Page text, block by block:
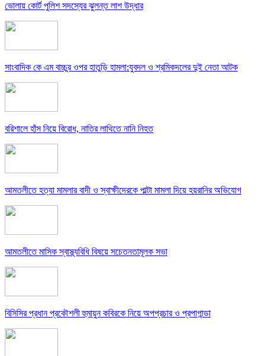
ভোলায় কোর্ট পুলিশ সদস্যের ঝুলন্ত লাশ উদ্ধার
সাংবাদিক কে এম বাচ্চুর ওপর হাতুড়ি হামলা:যুবদল ও শ্রমিকদলের দুই নেতা আটক
বরিশালে হাঁস নিয়ে বিরোধ, নাতির লাথিতে নানি নিহত
আমতলীতে হত্যা মামলার বাদী ও স্বাক্ষীদেরকে পাল্টা মামলা দিয়ে হয়রানির অভিযোগ
আমতলীতে মাসিক স্বাস্থ্যবিধি বিষয়ে সচেতনতামূলক সভা
বিসিসির প্রধান প্রকৌশলী হুমায়ুন কবিরকে নিয়ে অপপ্রচার ও প্রপাগান্ডা